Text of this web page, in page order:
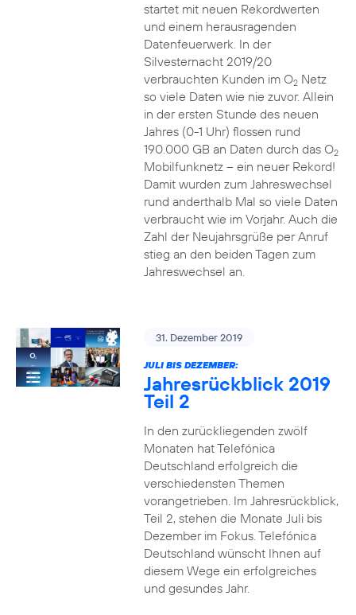
startet mit neuen Rekordwerten
und einem herausragenden
Datenfeuerwerk. In der
Silvesternacht 2019/20
verbrauchten Kunden im O2Netz
so viele Daten wie nie zuvor. Allein
in der ersten Stunde des neuen
Jahres (0-1 Uhr) flossen rund
190.000 GB an Daten durch das O2
Mobilfunknetz – ein neuer Rekord!
Damit wurden zum Jahreswechsel
rund anderthalb Mal so viele Daten
verbraucht wie im Vorjahr. Auch die
Zahl der Neujahrsgrüße per Anruf
stieg an den beiden Tagen zum
Jahreswechsel an.
31. Dezember 2019
JULI BIS DEZEMBER:
Jahresrückblick 2019
Teil 2
In den zurückliegenden zwölf
Monaten hat Telefónica
Deutschland erfolgreich die
verschiedensten Themen
vorangetrieben. Im Jahresrückblick,
Teil 2, stehen die Monate Juli bis
Dezember im Fokus. Telefónica
Deutschland wünscht Ihnen auf
diesem Wege ein erfolgreiches
und gesundes Jahr.